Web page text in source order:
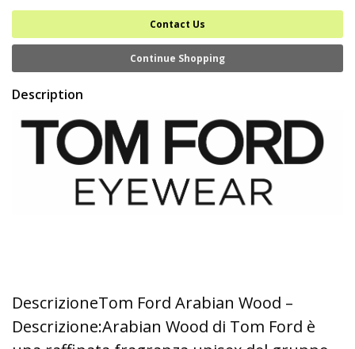
Contact Us
Continue Shopping
Description
DescrizioneTom Ford Arabian Wood –
Descrizione:Arabian Wood di Tom Ford è